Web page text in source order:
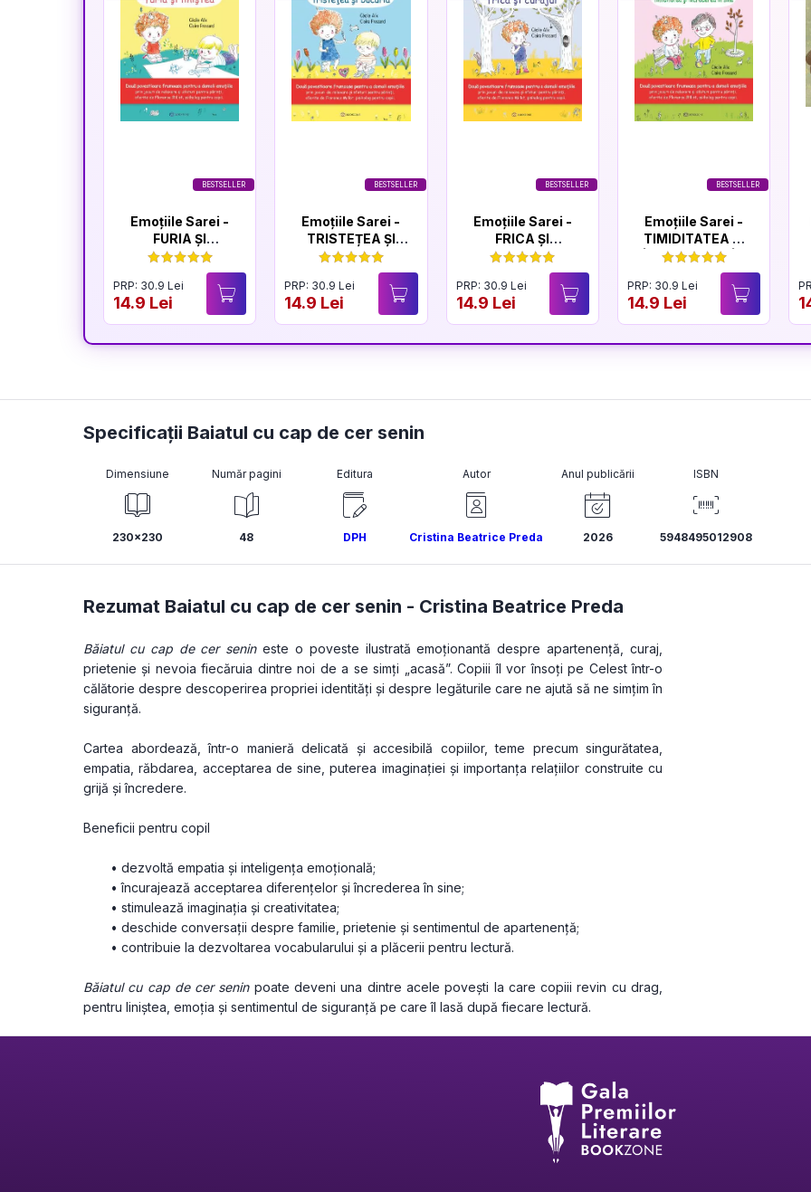
BESTSELLER
Emoțiile Sarei -
FURIA ȘI
LINIȘTEA
PRP: 30.9 Lei
14.9 Lei
BESTSELLER
Emoțiile Sarei -
TRISTEȚEA ȘI
BUCURIA
PRP: 30.9 Lei
14.9 Lei
BESTSELLER
Emoțiile Sarei -
FRICA ȘI
CURAJUL
PRP: 30.9 Lei
14.9 Lei
BESTSELLER
Emoțiile Sarei -
TIMIDITATEA ȘI
ÎNCREDEREA ÎN
PRP: 30.9 Lei
14.9 Lei
Specificații Baiatul cu cap de cer senin
Dimensiune
230x230
Număr pagini
48
Editura
DPH
Autor
Cristina Beatrice Preda
Anul publicării
2026
ISBN
5948495012908
Rezumat Baiatul cu cap de cer senin - Cristina Beatrice Preda
Băiatul cu cap de cer senin este o poveste ilustrată emoționantă despre apartenență, curaj,
prietenie și nevoia fiecăruia dintre noi de a se simți „acasă”. Copiii îl vor însoți pe Celest într-o
călătorie despre descoperirea propriei identități și despre legăturile care ne ajută să ne simțim în
siguranță.
Cartea abordează, într-o manieră delicată și accesibilă copiilor, teme precum singurătatea,
empatia, răbdarea, acceptarea de sine, puterea imaginației și importanța relațiilor construite cu
grijă și încredere.
Beneficii pentru copil
dezvoltă empatia și inteligența emoțională;
încurajează acceptarea diferențelor și încrederea în sine;
stimulează imaginația și creativitatea;
deschide conversații despre familie, prietenie și sentimentul de apartenență;
contribuie la dezvoltarea vocabularului și a plăcerii pentru lectură.
Băiatul cu cap de cer senin poate deveni una dintre acele povești la care copiii revin cu drag,
pentru liniștea, emoția și sentimentul de siguranță pe care îl lasă după fiecare lectură.